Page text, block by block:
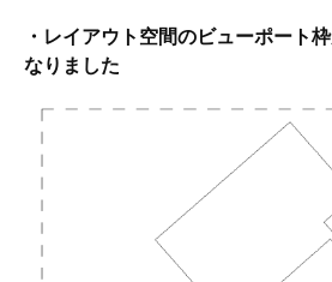
・レイアウト空間のビューポート
なりました